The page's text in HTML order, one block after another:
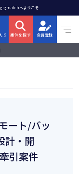
gigmatchへようこそ
り 案件を探す 会員登録
ート/バッ
計・開
引案件